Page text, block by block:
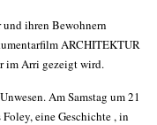
ihren Bewohnern
ARCHITEKTUR
im Arri gezeigt wird.
Am Samstag um 21
eine Geschichte , in